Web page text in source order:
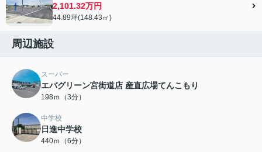
2,101.32万円
44.89坪(148.43㎡)
周辺施設
スーパー
エバグリーン宮街道店 産直広場てんこもり
198ｍ（3分）
中学校
日進中学校
440ｍ（6分）